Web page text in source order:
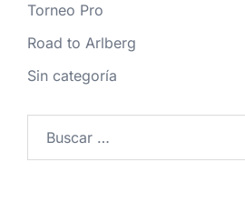
Torneo Pro
Road to Arlberg
Sin categoría